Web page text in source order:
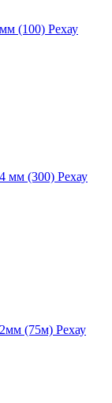
(100) Рехау
мм (300) Рехау
(75м) Рехау